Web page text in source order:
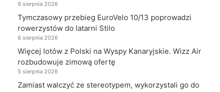
6 sierpnia 2026
Tymczasowy przebieg EuroVelo 10/13 poprowadzi
rowerzystów do latarni Stilo
6 sierpnia 2026
Więcej lotów z Polski na Wyspy Kanaryjskie. Wizz Air
rozbudowuje zimową ofertę
5 sierpnia 2026
Zamiast walczyć ze stereotypem, wykorzystali go do